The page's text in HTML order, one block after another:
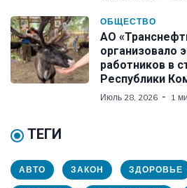
ОБЩЕСТВО
АО
организовало
работников в
Республики
Июль 28, 2026 1
ТЕГИ
АВТО ЗАКОН ЗДОРОВЬЕ